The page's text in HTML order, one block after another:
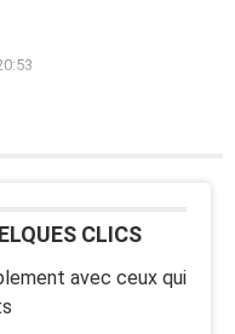
CLICS
avec ceux qui